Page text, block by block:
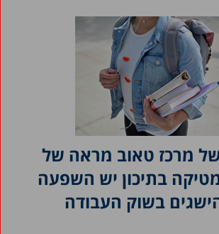
מרכז טאוב מראה של
בתיכון יש השפעה
בשוק העבודה